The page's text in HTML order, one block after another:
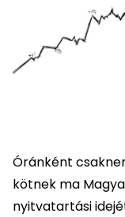
Óránként
kötnek ma
nyitvatartási